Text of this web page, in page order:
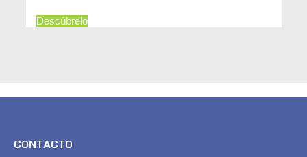
Descúbrelo
CONTACTO